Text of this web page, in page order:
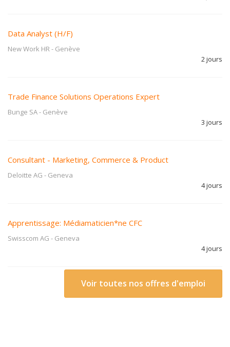
Data Analyst (H/F)
New Work HR- Genève
2 jours
Trade Finance Solutions Operations Expert
Bunge SA- Genève
3 jours
Consultant - Marketing, Commerce & Product
Deloitte AG - Geneva
4 jours
Apprentissage: Médiamaticien*ne CFC
Swisscom AG - Geneva
4 jours
Voir toutes nos offres d'emploi